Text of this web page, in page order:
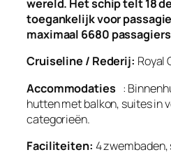
wereld. Het schip telt 18
toegankelijk voor
maximaal 6680
Cruiseline / Rederij: Royal
Accommodaties :
hutten met balkon, suites in
categorieën.
Faciliteiten: 4 zwembaden,